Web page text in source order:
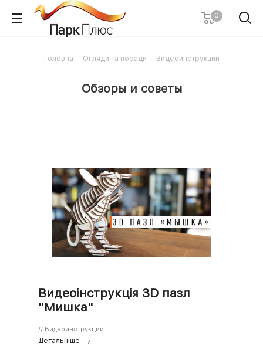
0
Головна - Огляди та поради - Видеоинструкции
Обзоры и советы
Видеоінструкція 3D пазл
"Мишка"
// Видеоинструкции
Детальніше